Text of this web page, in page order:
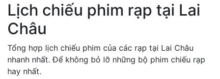
Lịch chiếu phim rạp tại Lai
Châu
Tổng hợp lịch chiếu phim của các rạp tại Lai Châu
nhanh nhất. Để không bỏ lỡ những bộ phim chiếu rạp
hay nhất.